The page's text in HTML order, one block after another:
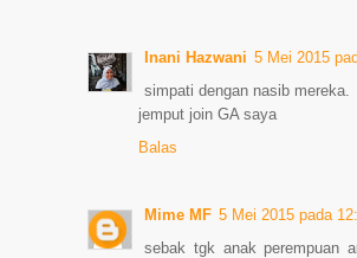
Inani Hazwani 5 Mei 2015
simpati dengan nasib mereka.
jemput join GA saya
Balas
Mime MF 5 Mei 2015 pada
sebak tgk anak perempuan